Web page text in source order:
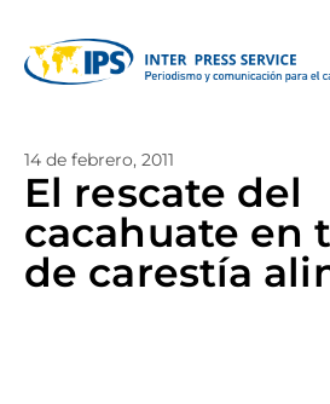
14 de febrero, 2011
El rescate del
cacahuate en
de carestía